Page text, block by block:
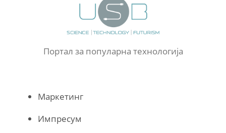
Портал за популарна технологија
Маркетинг
Импресум